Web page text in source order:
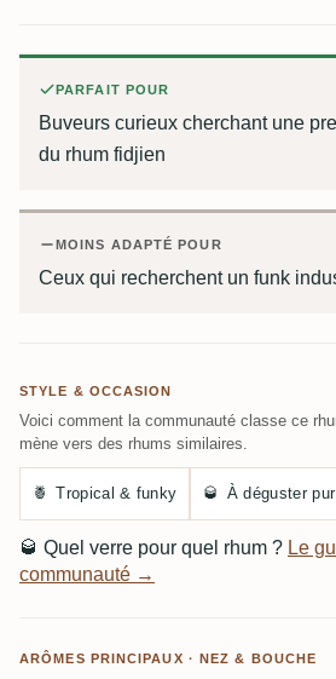
PARFAIT POUR
Buveurs curieux cherchant une
du rhum fidjien
MOINS ADAPTÉ POUR
Ceux qui recherchent un funk
STYLE & OCCASION
Voici comment la communauté classe ce
mène vers des rhums similaires.
🍍 Tropical & funky 🥃 À déguster pur
🥃 Quel verre pour quel rhum ? Le
communauté →
ARÔMES PRINCIPAUX · NEZ & BOUCHE